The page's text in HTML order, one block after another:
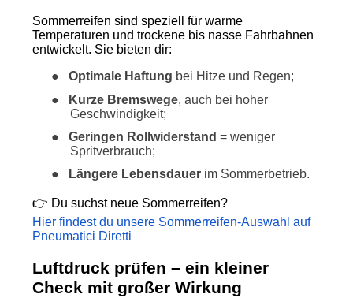
Sommerreifen sind speziell für warme
Temperaturen und trockene bis nasse Fahrbahnen
entwickelt. Sie bieten dir:
●
Optimale Haftung bei Hitze und Regen;
●
Kurze Bremswege, auch bei hoher
Geschwindigkeit;
●
Geringen Rollwiderstand = weniger
Spritverbrauch;
●
Längere Lebensdauerim Sommerbetrieb.
👉 Du suchst neue Sommerreifen?
Hier findest du unsere Sommerreifen-Auswahl auf
Pneumatici Diretti
Luftdruck prüfen – ein kleiner
Check mit großer Wirkung